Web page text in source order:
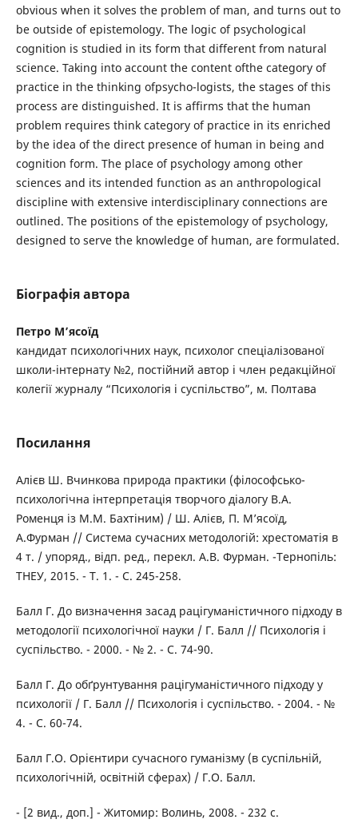
obvious when it solves the problem of man, and turns out to
be outside of epistemology. The logic of psychological
cognition is studied in its form that different from natural
science. Taking into account the content ofthe category of
practice in the thinking ofpsycho-logists, the stages of this
process are distinguished. It is affirms that the human
problem requires think category of practice in its enriched
by the idea of the direct presence of human in being and
cognition form. The place of psychology among other
sciences and its intended function as an anthropological
discipline with extensive interdisciplinary connections are
outlined. The positions of the epistemology of psychology,
designed to serve the knowledge of human, are formulated.
Біографія автора
Петро М’ясоїд
кандидат психологічних наук, психолог спеціалізованої
школи-інтернату №2, постійний автор і член редакційної
колегії журналу “Психологія і суспільство”, м. Полтава
Посилання
Алієв Ш. Вчинкова природа практики (філософсько-
психологічна інтерпретація творчого діалогу B.А.
Роменця із М.М. Бахтіним) / Ш. Алієв, П. М’ясоїд,
А.Фурман // Система сучасних методологій: хрестоматія в
4 т. / упоряд., відп. ред., перекл. А.В. Фурман. -Тернопіль:
ТНЕУ, 2015. - Т. 1. - С. 245-258.
Балл Г. До визначення засад рацігуманістичного підходу в
методології психологічної науки / Г. Балл // Психологія і
суспільство. - 2000. - № 2. - С. 74-90.
Балл Г. До обґрунтування рацігуманістичного підходу у
психології / Г. Балл // Психологія і суспільство. - 2004. - №
4. - С. 60-74.
Балл Г.О. Орієнтири сучасного гуманізму (в суспільній,
психологічній, освітній сферах) / Г.О. Балл.
- [2 вид., доп.] - Житомир: Волинь, 2008. - 232 с.